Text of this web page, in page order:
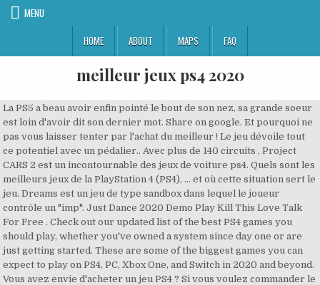
MENU
HOME
ABOUT MAPS FAQ
meilleur jeux ps4 2020
La PS5 a beau avoir enfin pointé le bout de son nez, sa grande soeur
est loin d'avoir dit son dernier mot. Share on google. Et pourquoi ne
pas vous laisser tenter par l'achat du meilleur ! Le jeu dévoile tout
ce potentiel avec un pédalier.. Avec plus de 140 circuits , Project
CARS 2 est un incontournable des jeux de voiture ps4. Quels sont les
meilleurs jeux de la PlayStation 4 (PS4), ... et où cette situation sert le
jeu. Dreams est un jeu de type sandbox dans lequel le joueur
contrôle un "imp". Just Dance 2020 Demo Play Kill This Love Talk
For Free . Check out our updated list of the best PS4 games you
should play, whether you've owned a system since day one or are
just getting started. These are some of the biggest games you can
expect to play on PS4, PC, Xbox One, and Switch in 2020 and beyond.
Vous avez envie d'acheter un jeu PS4 ? Si vous voulez commander le